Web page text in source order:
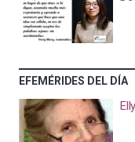
EFEMÉRIDES DEL DÍA